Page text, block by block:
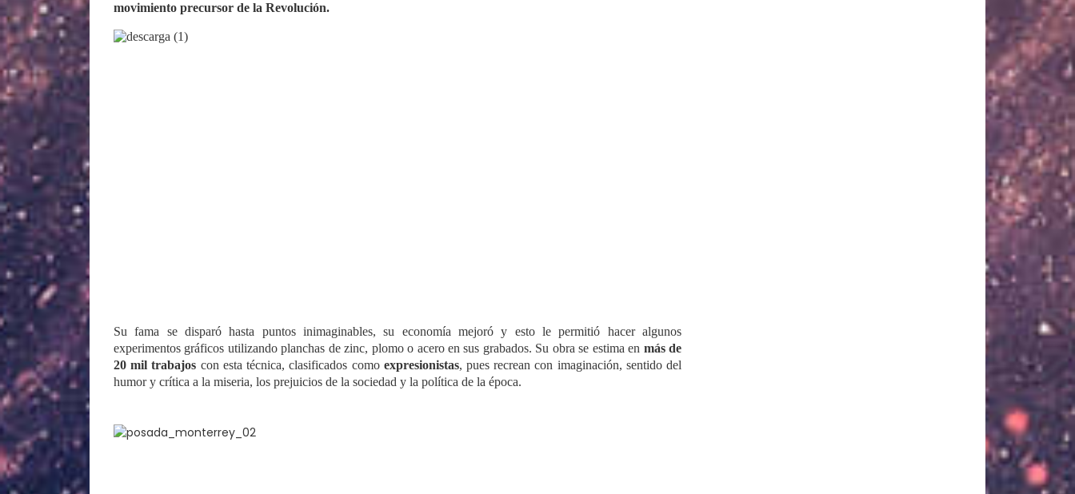
movimiento precursor de la Revolución.
Su fama se disparó hasta puntos inimaginables, su economía mejoró y esto le permitió hacer algunos
experimentos gráficos utilizando planchas de zinc, plomo o acero en sus grabados. Su obra se estima en más de
20 mil trabajos con esta técnica, clasificados como expresionistas, pues recrean con imaginación, sentido del
humor y crítica a la miseria, los prejuicios de la sociedad y la política de la época.